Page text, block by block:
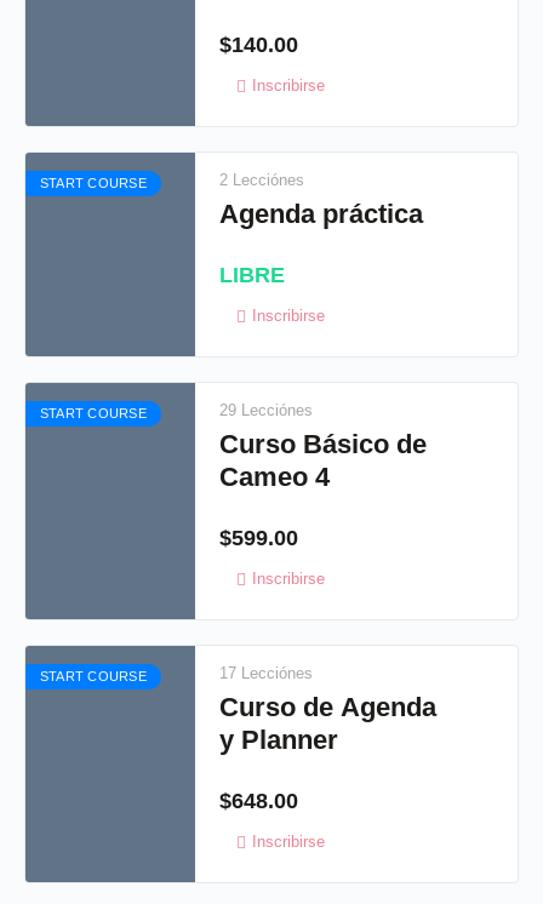
holográfico
$140.00
Inscribirse
START COURSE 2 Lecciónes
Agenda práctica
LIBRE
Inscribirse
START COURSE 29 Lecciónes
Curso Básico de
Cameo 4
$599.00
Inscribirse
START COURSE 17 Lecciónes
Curso de Agenda
y Planner
$648.00
Inscribirse